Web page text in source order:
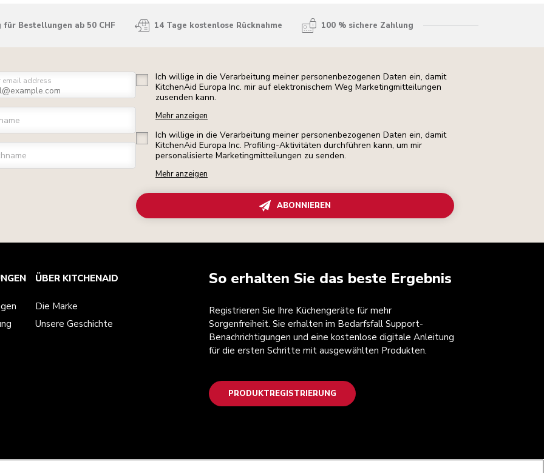
Bestellungen ab 50 CHF 14 Tage kostenlose Rücknahme 100 % sichere Zahlung
email address
Ich willige in die Verarbeitung meiner personenbezogenen Daten ein, damit
KitchenAid Europa Inc. mir auf elektronischem Weg Marketingmitteilungen
zusenden kann.
Mehr anzeigen
Ich willige in die Verarbeitung meiner personenbezogenen Daten ein, damit
KitchenAid Europa Inc. Profiling-Aktivitäten durchführen kann, um mir
personalisierte Marketingmitteilungen zu senden.
Mehr anzeigen
ABONNIEREN
So erhalten Sie das beste Ergebnis
Registrieren Sie Ihre Küchengeräte für mehr
Sorgenfreiheit. Sie erhalten im Bedarfsfall Support-
Benachrichtigungen und eine kostenlose digitale Anleitung
für die ersten Schritte mit ausgewählten Produkten.
PRODUKTREGISTRIERUNG
ÜBER KITCHENAID
Die Marke
Unsere Geschichte